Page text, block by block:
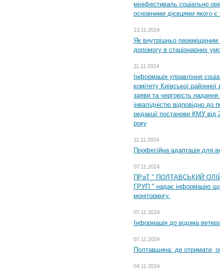
мініфестиваль соціально
основними дієвцями якого є
13.11.2024
Як внутрішньо переміщеним
допомогу в стаціонарних
11.11.2024
Інформація управління
комітету Київської
заяви та черговість надання
інвалідністю відповідно
редакції постанови КМУ
року
11.11.2024
Професійна адаптація для
07.11.2024
ПРаТ " ПОЛТАВСЬКИЙ
ГРУП " надає інформацію
моніторингу.
07.11.2024
Інформація до відома
07.11.2024
Полтавщина: де отримати,
04.11.2024